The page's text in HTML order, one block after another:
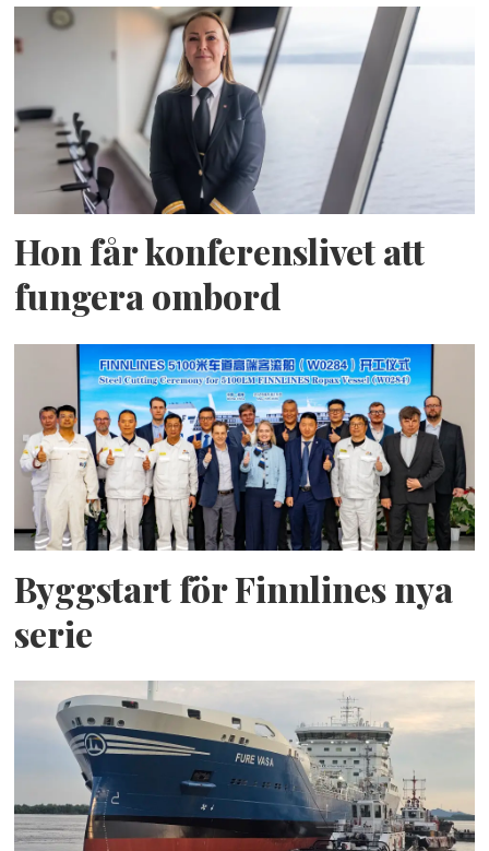
Hon får konferenslivet att
fungera ombord
Byggstart för Finnlines nya
serie